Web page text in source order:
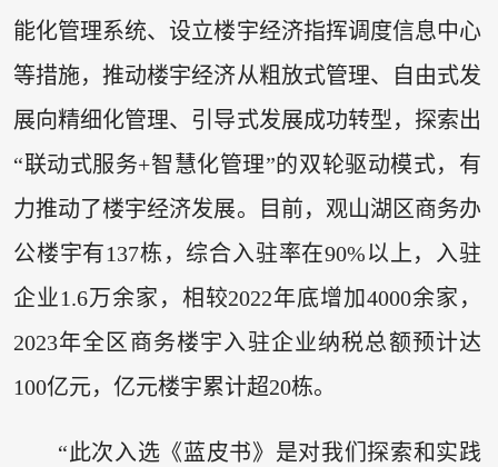
能化管理系统、设立楼宇经济指挥调度信息中心
等措施，推动楼宇经济从粗放式管理、自由式发
展向精细化管理、引导式发展成功转型，探索出
“联动式服务+智慧化管理”的双轮驱动模式，有
力推动了楼宇经济发展。目前，观山湖区商务办
公楼宇有137栋，综合入驻率在90%以上，入驻
企业1.6万余家，相较2022年底增加4000余家，
2023年全区商务楼宇入驻企业纳税总额预计达
100亿元，亿元楼宇累计超20栋。
“此次入选《蓝皮书》是对我们探索和实践